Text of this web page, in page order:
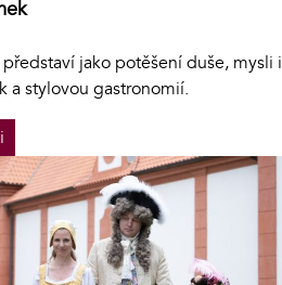
představí jako potěšení duše, mysli i
a stylovou gastronomií.